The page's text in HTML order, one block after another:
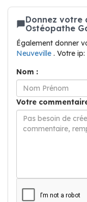
Donnez votre
Ostéopathe
Également donner
Neuveville . Votre ip:
Nom :
Votre